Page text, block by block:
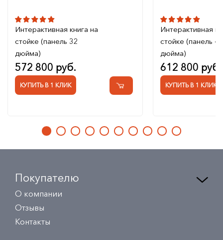
Интерактивная книга на
стойке (панель 32
дюйма)
572 800 руб.
КУПИТЬ В 1 КЛИК
Интерактивная
стойке (панель 43
дюйма)
612 800 руб.
КУПИТЬ В 1 КЛИК
Покупателю
О компании
Отзывы
Контакты